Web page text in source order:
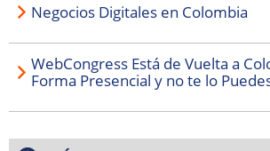
Negocios Digitales en Colombia
WebCongress Está de Vuelta a
Forma Presencial y no te lo